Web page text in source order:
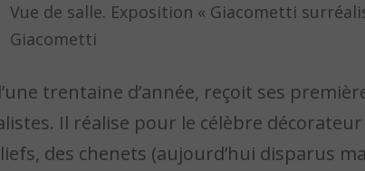
Vue de salle. Exposition « Giacometti
Giacometti
trentaine d’année, reçoit ses
Il réalise pour le célèbre
des chenets (aujourd’hui disparus